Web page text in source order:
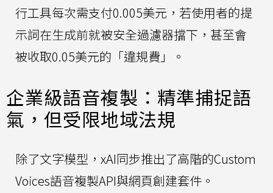
行工具每次需支付0.005美元，若使用者的提
示詞在生成前就被安全過濾器擋下，甚至會
被收取0.05美元的「違規費」。
企業級語音複製：精準捕捉語
氣，但受限地域法規
除了文字模型，xAI同步推出了高階的Custom
Voices語音複製API與網頁創建套件。